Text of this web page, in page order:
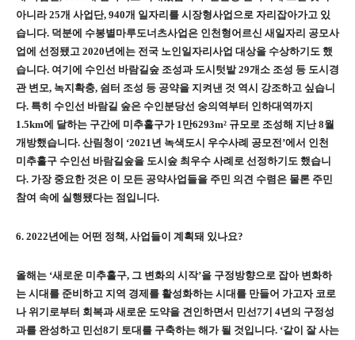
아니라25개 사업단, 940개 일자리를 시장형사업으로 자리잡아가고 있
습니다. 덕분에 수봉별마루도너츠사업은 인천형어르신 새일자리 공모사
업에 선정됐고 2020년에는 전국 노인일자리사업 대상을 수상하기도 했
습니다. 여기에 수인선 바람길숲 조성과 도시텃밭29개소 조성 등 도시경
관 변모, 녹지확충, 쉼터 조성 등 공약을 지켜낸 것 역시 강조하고 싶습니
다. 특히 수인선 바람길 숲은 수인분당선 숭의역부터 인하대역까지
1.5km에 달하는 구간에 미추홀구가 1만6293m² 규모로 조성해 지난8월
개방했습니다. 산림청이 ‘2021년 녹색도시 우수사례 공모전’에서 인천
미추홀구 수인선 바람길숲을 도시숲 최우수 사례로 선정하기도 했습니
다. 가장 중요한 것은 이 모든 공약사업들을 주민 의견 수렴은 물론 주민
참여 속에 실행됐다는 점입니다.
6. 2022년에는 어떤 정책, 사업들이 계획돼 있나요?
올해는 ‘새로운 미추홀구, 그 변화의 시작’을 구정방향으로 잡아 변화하
는 시대를 준비하고 지역 경제를 활성화하는 시대를 만들어 가고자 코로
나 위기로부터 회복과 새로운 도약을 견인하면서 민선7기 4년의 구정성
과를 완성하고 민선8기 토대를 구축하는 해가 될 것입니다. ‘같이 잘 사는